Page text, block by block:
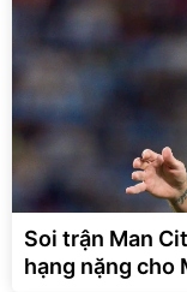
Soi trận Man
hạng nặng cho